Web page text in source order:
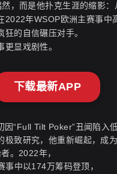
，而是他扑克生涯的缩影：
2022年WSOP欧洲主赛事中
的自信碾压对手。
显戏剧性。
下载最新APP
“Full Tilt Poker”丑闻陷入低
极致研究，他重新崛起，成
。2022年，
事中以174万筹码登顶，